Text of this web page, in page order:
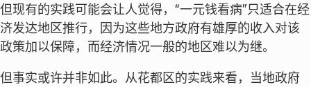
但现有的实践可能会让人觉得，“一元钱看病”只适合在经
济发达地区推行，因为这些地方政府有雄厚的收入对该
政策加以保障，而经济情况一般的地区难以为继。
但事实或许并非如此。从花都区的实践来看，当地政府